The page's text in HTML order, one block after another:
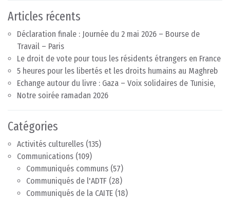
Articles récents
Déclaration finale : Journée du 2 mai 2026 – Bourse de
Travail – Paris
Le droit de vote pour tous les résidents étrangers en France
5 heures pour les libertés et les droits humains au Maghreb
Echange autour du livre : Gaza – Voix solidaires de Tunisie,
Notre soirée ramadan 2026
Catégories
Activités culturelles (135)
Communications (109)
Communiqués communs (57)
Communiqués de l'ADTF (28)
Communiqués de la CAITE (18)